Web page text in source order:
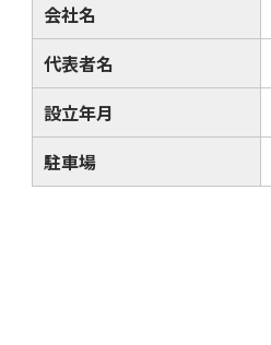
会社名
代表者名
設立年月
駐車場